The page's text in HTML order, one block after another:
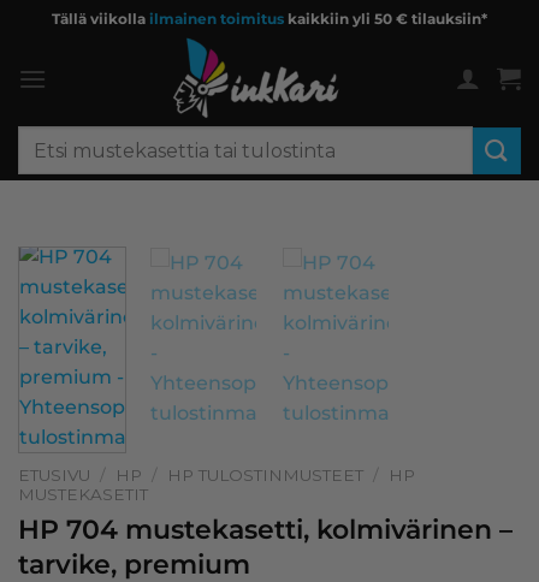
content
Tällä viikolla ilmainen toimitus kaikkiin yli 50 € tilauksiin*
Etsi:
ETUSIVU / HP / HP TULOSTINMUSTEET /
HP
MUSTEKASETIT
HP 704 mustekasetti, kolmivärinen –
tarvike, premium